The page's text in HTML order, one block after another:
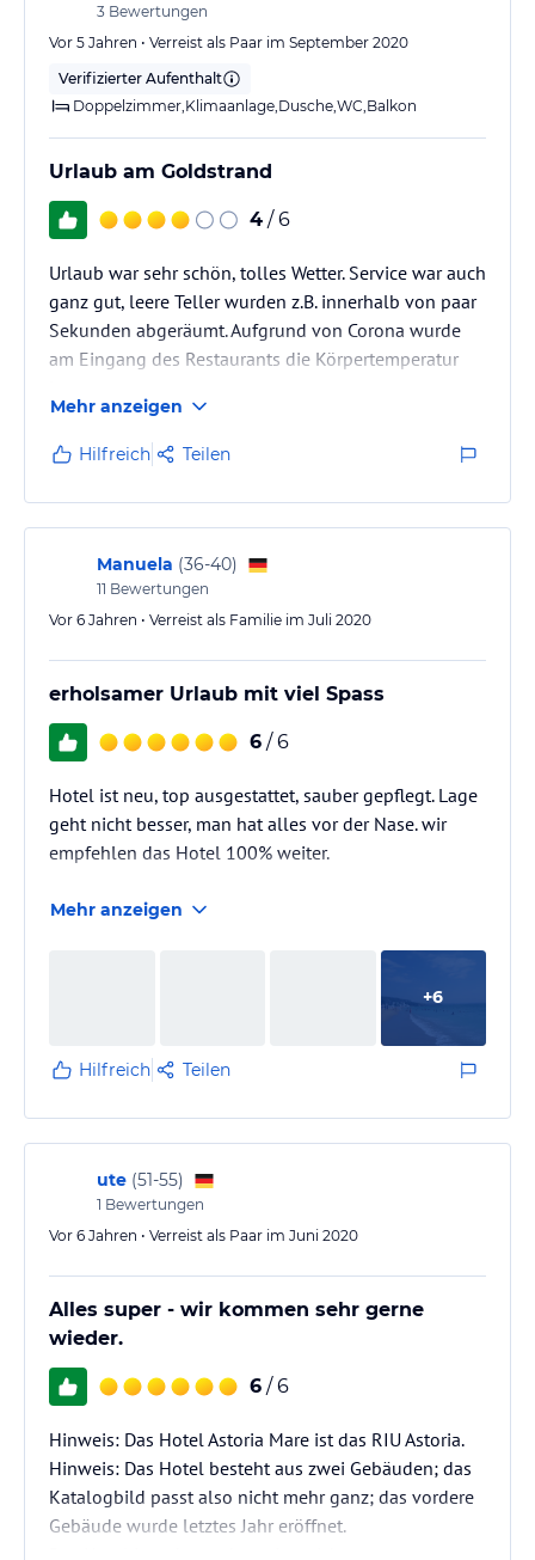
3 Bewertungen
Vor 5 Jahren • Verreist als Paar im September 2020
Verifizierter Aufenthalt
Doppelzimmer,Klimaanlage,Dusche,WC,Balkon
Urlaub am Goldstrand
4 / 6
Urlaub war sehr schön, tolles Wetter. Service war auch
ganz gut, leere Teller wurden z.B. innerhalb von paar
Sekunden abgeräumt. Aufgrund von Corona wurde
am Eingang des Restaurants die Körpertemperatur
Zimmer wurde jeden Tag sauber gemacht.
Mehr anzeigen
Hilfreich Teilen
Manuela (36-40)
11 Bewertungen
Vor 6 Jahren • Verreist als Familie im Juli 2020
erholsamer Urlaub mit viel Spass
6 / 6
Hotel ist neu, top ausgestattet, sauber gepflegt. Lage
geht nicht besser, man hat alles vor der Nase. wir
empfehlen das Hotel 100% weiter.
Mehr anzeigen
+6
Hilfreich Teilen
ute (51-55)
1 Bewertungen
Vor 6 Jahren • Verreist als Paar im Juni 2020
Alles super - wir kommen sehr gerne
wieder.
6 / 6
Hinweis: Das Hotel Astoria Mare ist das RIU Astoria.
Hinweis: Das Hotel besteht aus zwei Gebäuden; das
Katalogbild passt also nicht mehr ganz; das vordere
Gebäude wurde letztes Jahr eröffnet.